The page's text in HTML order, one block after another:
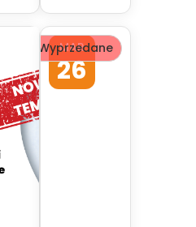
MAR
26
Wyprzedane